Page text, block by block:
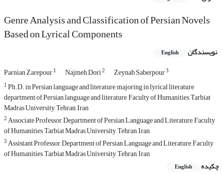
Genre Analysis and Classification of Persian Novels
Based on Lyrical Components
نویسندگان English
Parnian Zarepour1 Najmeh Dori2 Zeynab Saberpour3
1Ph.D. in Persian language and literature, majoring in lyrical literature,
department of Persian language and literature, Faculty of Humanities, Tarbiat
Madras University, Tehran, Iran
2Associate Professor, Department of Persian Language and Literature, Faculty
of Humanities, Tarbiat Madras University, Tehran, Iran
3Assistant Professor, Department of Persian Language and Literature, Faculty
of Humanities, Tarbiat Madras University, Tehran, Iran
چکیده
English